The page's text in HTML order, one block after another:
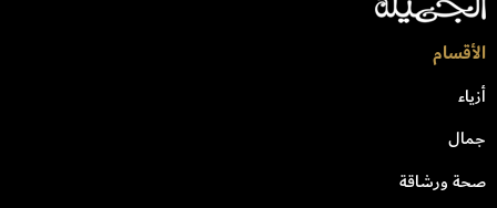
الأقسام
أزياء
جمال
صحة ورشاقة